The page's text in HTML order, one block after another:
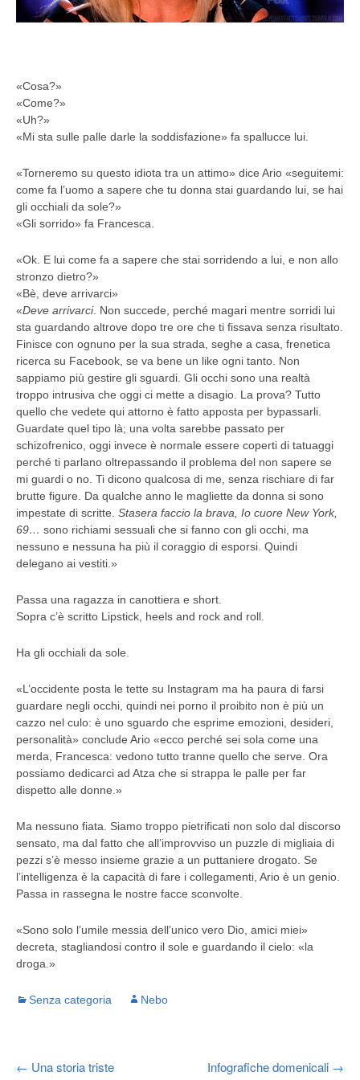
«Cosa?»
«Come?»
«Uh?»
«Mi sta sulle palle darle la soddisfazione» fa spallucce lui.
«Torneremo su questo idiota tra un attimo» dice Ario «seguitemi:
come fa l’uomo a sapere che tu donna stai guardando lui, se hai
gli occhiali da sole?»
«Gli sorrido» fa Francesca.
«Ok. E lui come fa a sapere che stai sorridendo a lui, e non allo
stronzo dietro?»
«Bè, deve arrivarci»
«Deve arrivarci. Non succede, perché magari mentre sorridi lui
sta guardando altrove dopo tre ore che ti fissava senza risultato.
Finisce con ognuno per la sua strada, seghe a casa, frenetica
ricerca su Facebook, se va bene un like ogni tanto. Non
sappiamo più gestire gli sguardi. Gli occhi sono una realtà
troppo intrusiva che oggi ci mette a disagio. La prova? Tutto
quello che vedete qui attorno è fatto apposta per bypassarli.
Guardate quel tipo là; una volta sarebbe passato per
schizofrenico, oggi invece è normale essere coperti di tatuaggi
perché ti parlano oltrepassando il problema del non sapere se
mi guardi o no. Ti dicono qualcosa di me, senza rischiare di far
brutte figure. Da qualche anno le magliette da donna si sono
impestate di scritte. Stasera faccio la brava, Io cuore New York,
69… sono richiami sessuali che si fanno con gli occhi, ma
nessuno e nessuna ha più il coraggio di esporsi. Quindi
delegano ai vestiti.»
Passa una ragazza in canottiera e short.
Sopra c’è scritto Lipstick, heels and rock and roll.
Ha gli occhiali da sole.
«L’occidente posta le tette su Instagram ma ha paura di farsi
guardare negli occhi, quindi nei porno il proibito non è più un
cazzo nel culo: è uno sguardo che esprime emozioni, desideri,
personalità» conclude Ario «ecco perché sei sola come una
merda, Francesca: vedono tutto tranne quello che serve. Ora
possiamo dedicarci ad Atza che si strappa le palle per far
dispetto alle donne.»
Ma nessuno fiata. Siamo troppo pietrificati non solo dal discorso
sensato, ma dal fatto che all’improvviso un puzzle di migliaia di
pezzi s’è messo insieme grazie a un puttaniere drogato. Se
l’intelligenza è la capacità di fare i collegamenti, Ario è un genio.
Passa in rassegna le nostre facce sconvolte.
«Sono solo l’umile messia dell’unico vero Dio, amici miei»
decreta, stagliandosi contro il sole e guardando il cielo: «la
droga.»
Senza categoria Nebo
← Una storia triste Infografiche domenicali →